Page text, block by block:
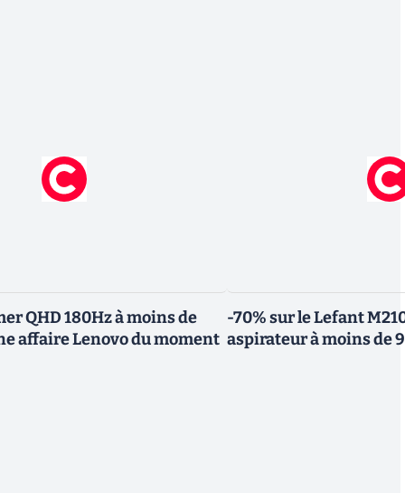
QHD 180Hz à moins de
affaire Lenovo du moment
-70% sur le Lefant
aspirateur à moins de